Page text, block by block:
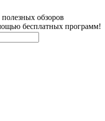
обзоров
бесплатных программ!